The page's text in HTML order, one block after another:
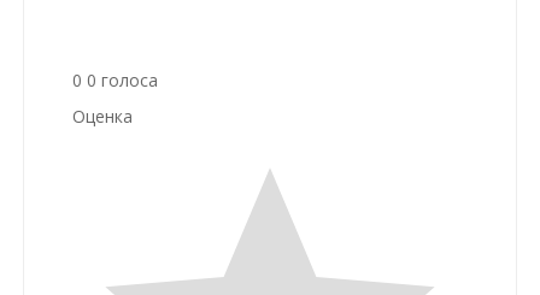
0 0 голоса
Оценка